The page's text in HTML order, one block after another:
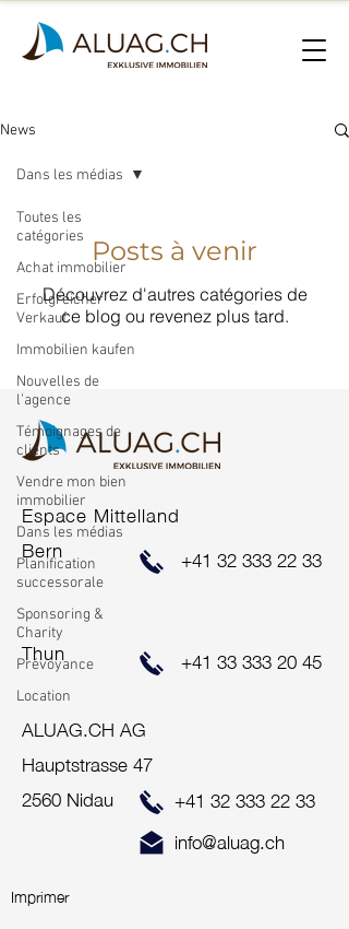
News
Toutes les
catégories
Achat immobilier
Erfolgreicher
Verkauf
Immobilien kaufen
Nouvelles de
l’agence
Témoignages de
clients
Vendre mon bien
immobilier
Dans les médias
Planification
successorale
Sponsoring &
Charity
Prévoyance
Location
Dans les médias
Posts à venir
Découvrez d'autres catégories de
ce blog ou revenez plus tard.
Espace Mittelland
Bern
+41 32 333 22 33
Thun
+41 33 333 20 45
ALUAG.CH AG
Hauptstrasse 47
2560 Nidau
+41 32 333 22 33
info@aluag.ch
Imprimer